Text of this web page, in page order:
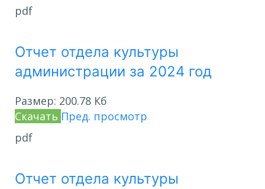
pdf
Отчет отдела культуры
администрации за 2024 год
Размер: 200.78 Кб
Скачать Пред. просмотр
pdf
Отчет отдела культуры